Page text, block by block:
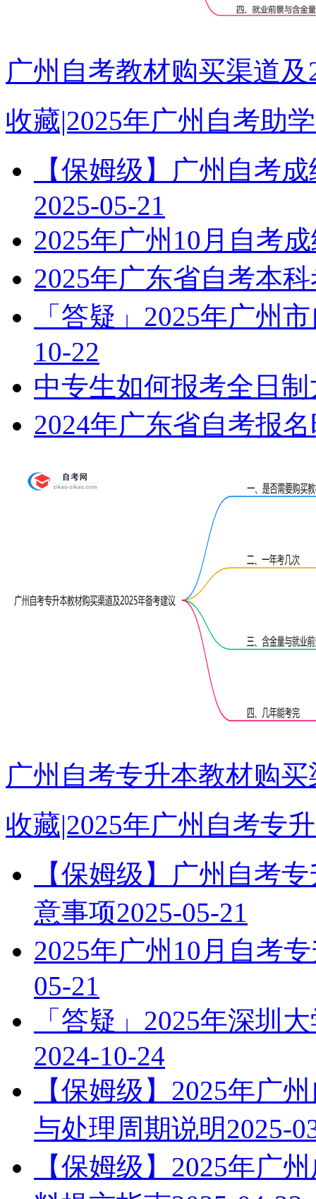
广州自考教材购买渠道
收藏|2025年广州自考助
【保姆级】广州自考
2025-05-21
2025年广州10月自考
2025年广东省自考本
「答疑」2025年广州
10-22
中专生如何报考全日
2024年广东省自考报
广州自考专升本教材购
收藏|2025年广州自考专
【保姆级】广州自考
意事项2025-05-21
2025年广州10月自考
05-21
「答疑」2025年深圳
2024-10-24
【保姆级】2025年广
与处理周期说明2025-
【保姆级】2025年广